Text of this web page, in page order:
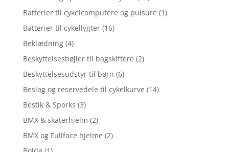
Batterier til cykelcomputere og pulsure (1)
Batterier til cykellygter (16)
Beklædning (4)
Beskyttelsesbøjler til bagskiftere (2)
Beskyttelsesudstyr til børn (6)
Beslag og reservedele til cykelkurve (14)
Bestik & Sporks (3)
BMX & skaterhjelm (2)
BMX og Fullface hjelme (2)